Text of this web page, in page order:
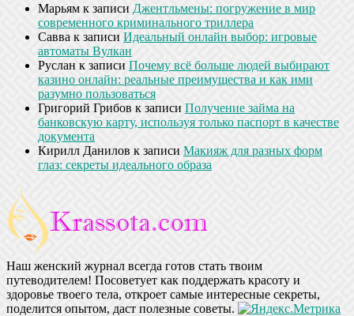
Марьям к записи Джентльмены: погружение в мир
современного криминального триллера
Савва к записи Идеальный онлайн выбор: игровые
автоматы Вулкан
Руслан к записи Почему всё больше людей выбирают
казино онлайн: реальные преимущества и как ими
разумно пользоваться
Григорий Грибов к записи Получение займа на
банковскую карту, используя только паспорт в качестве
документа
Кирилл Данилов к записи Макияж для разных форм
глаз: секреты идеального образа
Наш женский журнал всегда готов стать твоим
путеводителем! Посоветует как поддержать красоту и
здоровье твоего тела, откроет самые интересные секреты,
поделится опытом, даст полезные советы.